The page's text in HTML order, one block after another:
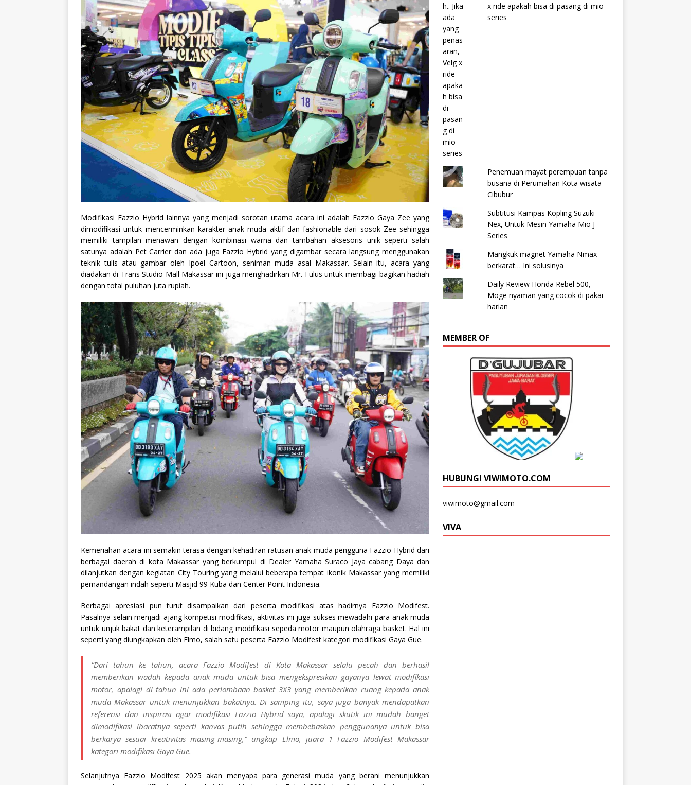
Modifikasi Fazzio Hybrid lainnya yang menjadi sorotan utama acara ini adalah Fazzio Gaya Zee yang
dimodifikasi untuk mencerminkan karakter anak muda aktif dan fashionable dari sosok Zee sehingga
memiliki tampilan menawan dengan kombinasi warna dan tambahan aksesoris unik seperti salah
satunya adalah Pet Carrier dan ada juga Fazzio Hybrid yang digambar secara langsung menggunakan
teknik tulis atau gambar oleh Ipoel Cartoon, seniman muda asal Makassar. Selain itu, acara yang
diadakan di Trans Studio Mall Makassar ini juga menghadirkan Mr. Fulus untuk membagi-bagikan hadiah
dengan total puluhan juta rupiah.
Kemeriahan acara ini semakin terasa dengan kehadiran ratusan anak muda pengguna Fazzio Hybrid dari
berbagai daerah di kota Makassar yang berkumpul di Dealer Yamaha Suraco Jaya cabang Daya dan
dilanjutkan dengan kegiatan City Touring yang melalui beberapa tempat ikonik Makassar yang memiliki
pemandangan indah seperti Masjid 99 Kuba dan Center Point Indonesia.
Berbagai apresiasi pun turut disampaikan dari peserta modifikasi atas hadirnya Fazzio Modifest.
Pasalnya selain menjadi ajang kompetisi modifikasi, aktivitas ini juga sukses mewadahi para anak muda
untuk unjuk bakat dan keterampilan di bidang modifikasi sepeda motor maupun olahraga basket. Hal ini
seperti yang diungkapkan oleh Elmo, salah satu peserta Fazzio Modifest kategori modifikasi Gaya Gue.
“Dari tahun ke tahun, acara Fazzio Modifest di Kota Makassar selalu pecah dan berhasil
memberikan wadah kepada anak muda untuk bisa mengekspresikan gayanya lewat modifikasi
motor, apalagi di tahun ini ada perlombaan basket 3X3 yang memberikan ruang kepada anak
muda Makassar untuk menunjukkan bakatnya. Di samping itu, saya juga banyak mendapatkan
referensi dan inspirasi agar modifikasi Fazzio Hybrid saya, apalagi skutik ini mudah banget
dimodifikasi ibaratnya seperti kanvas putih sehingga membebaskan penggunanya untuk bisa
berkarya sesuai kreativitas masing-masing,” ungkap Elmo, juara 1 Fazzio Modifest Makassar
kategori modifikasi Gaya Gue.
Selanjutnya Fazzio Modifest 2025 akan menyapa para generasi muda yang berani menunjukkan
x ride apakah bisa di pasang di mio
series
Penemuan mayat perempuan tanpa
busana di Perumahan Kota wisata
Cibubur
Subtitusi Kampas Kopling Suzuki
Nex, Untuk Mesin Yamaha Mio J
Series
Mangkuk magnet Yamaha Nmax
berkarat… Ini solusinya
Daily Review Honda Rebel 500,
Moge nyaman yang cocok di pakai
harian
MEMBER OF
HUBUNGI VIWIMOTO.COM
viwimoto@gmail.com
VIVA